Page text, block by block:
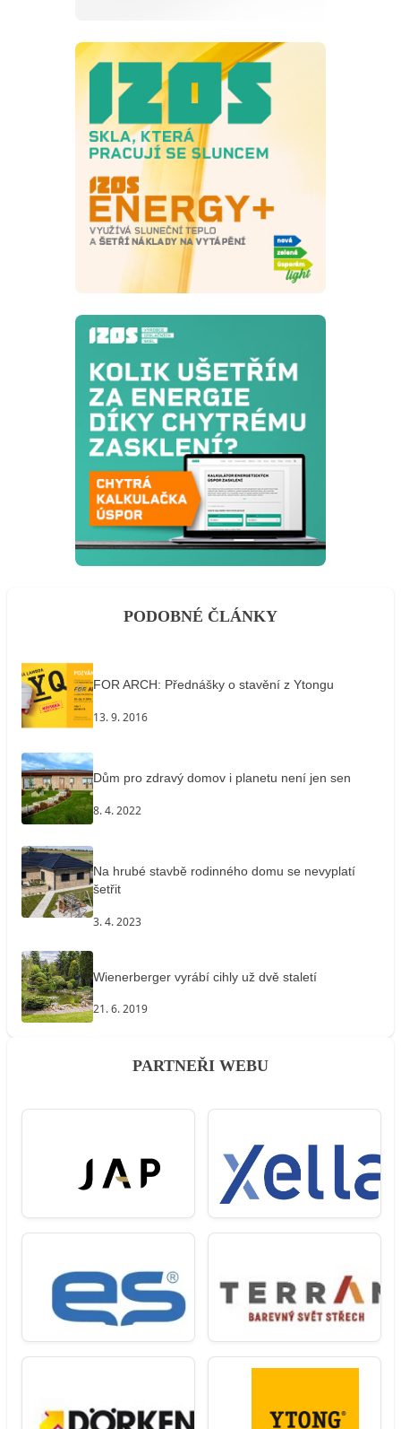
PODOBNÉ ČLÁNKY
FOR ARCH: Přednášky o stavění z Ytongu
13. 9. 2016
Dům pro zdravý domov i planetu není jen sen
8. 4. 2022
Na hrubé stavbě rodinného domu se nevyplatí
šetřit
3. 4. 2023
Wienerberger vyrábí cihly už dvě staletí
21. 6. 2019
PARTNEŘI WEBU